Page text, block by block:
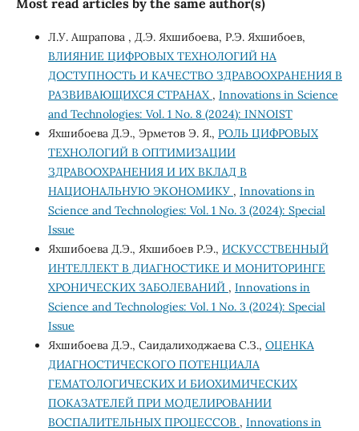
Most read articles by the same author(s)
Л.У. Ашрапова , Д.Э. Яхшибоева, Р.Э. Яхшибоев,
ВЛИЯНИЕ ЦИФРОВЫХ ТЕХНОЛОГИЙ НА
ДОСТУПНОСТЬ И КАЧЕСТВО ЗДРАВООХРАНЕНИЯ В
РАЗВИВАЮЩИХСЯ СТРАНАХ , Innovations in Science
and Technologies: Vol. 1 No. 8 (2024): INNOIST
Яхшибоева Д.Э., Эрметов Э. Я., РОЛЬ ЦИФРОВЫХ
ТЕХНОЛОГИЙ В ОПТИМИЗАЦИИ
ЗДРАВООХРАНЕНИЯ И ИХ ВКЛАД В
НАЦИОНАЛЬНУЮ ЭКОНОМИКУ , Innovations in
Science and Technologies: Vol. 1 No. 3 (2024): Special
Issue
Яхшибоева Д.Э., Яхшибоев Р.Э., ИСКУССТВЕННЫЙ
ИНТЕЛЛЕКТ В ДИАГНОСТИКЕ И МОНИТОРИНГЕ
ХРОНИЧЕСКИХ ЗАБОЛЕВАНИЙ , Innovations in
Science and Technologies: Vol. 1 No. 3 (2024): Special
Issue
Яхшибоева Д.Э., Саидалиходжаева С.З., ОЦЕНКА
ДИАГНОСТИЧЕСКОГО ПОТЕНЦИАЛА
ГЕМАТОЛОГИЧЕСКИХ И БИОХИМИЧЕСКИХ
ПОКАЗАТЕЛЕЙ ПРИ МОДЕЛИРОВАНИИ
ВОСПАЛИТЕЛЬНЫХ ПРОЦЕССОВ , Innovations in